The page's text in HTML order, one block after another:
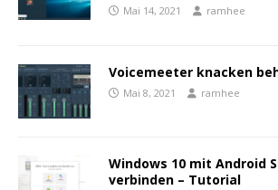
Mai 14, 2021 ramhee
Voicemeeter knacken
Mai 8, 2021 ramhee
Windows 10 mit Android
verbinden – Tutorial